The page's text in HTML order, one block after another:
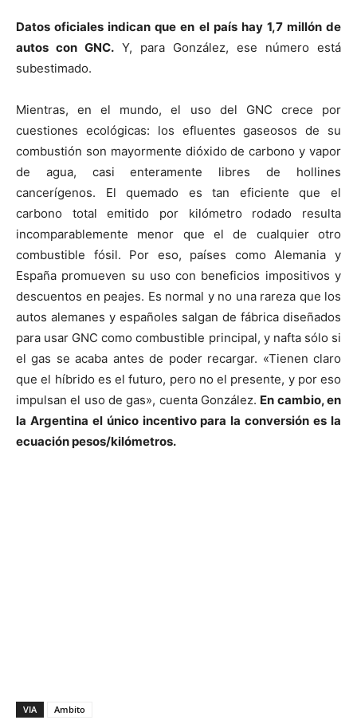
Datos oficiales indican que en el país hay 1,7 millón de
autos con GNC. Y, para González, ese número está
subestimado.
Mientras, en el mundo, el uso del GNC crece por
cuestiones ecológicas: los efluentes gaseosos de su
combustión son mayormente dióxido de carbono y vapor
de agua, casi enteramente libres de hollines
cancerígenos. El quemado es tan eficiente que el
carbono total emitido por kilómetro rodado resulta
incomparablemente menor que el de cualquier otro
combustible fósil. Por eso, países como Alemania y
España promueven su uso con beneficios impositivos y
descuentos en peajes. Es normal y no una rareza que los
autos alemanes y españoles salgan de fábrica diseñados
para usar GNC como combustible principal, y nafta sólo si
el gas se acaba antes de poder recargar. «Tienen claro
que el híbrido es el futuro, pero no el presente, y por eso
impulsan el uso de gas», cuenta González. En cambio, en
la Argentina el único incentivo para la conversión es la
ecuación pesos/kilómetros.
VIA Ambito